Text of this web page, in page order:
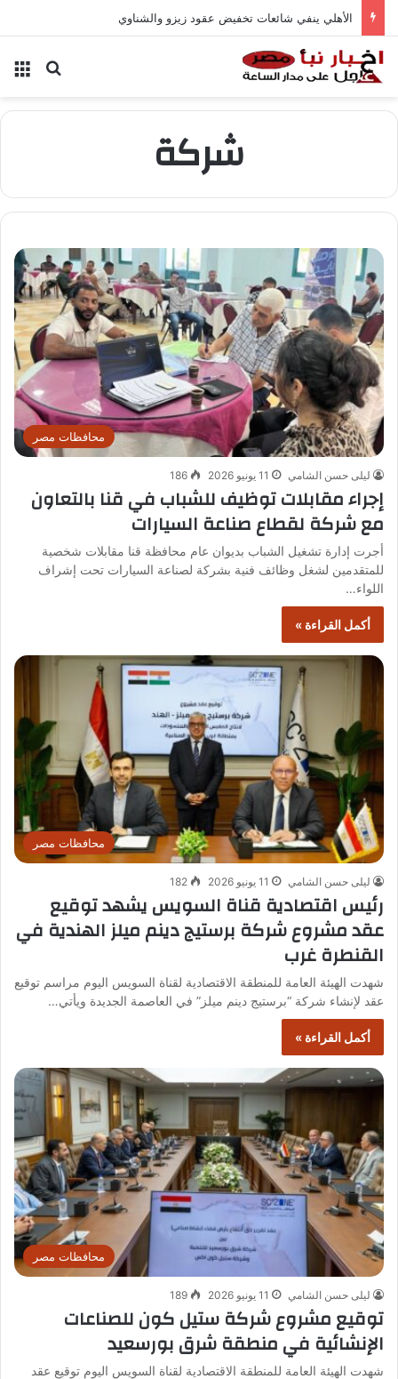
الأهلي ينفي شائعات تخفيض عقود زيزو والشناوي
بحث
شركة
محافظات مصر
ليلى حسن الشامي 11 يونيو 2026 186
إجراء مقابلات توظيف للشباب في قنا بالتعاون
مع شركة لقطاع صناعة السيارات
أجرت إدارة تشغيل الشباب بديوان عام محافظة قنا مقابلات شخصية
للمتقدمين لشغل وظائف فنية بشركة لصناعة السيارات تحت إشراف
اللواء…
أكمل القراءة »
محافظات مصر
ليلى حسن الشامي 11 يونيو 2026 182
رئيس اقتصادية قناة السويس يشهد توقيع
عقد مشروع شركة برستيج دينم ميلز الهندية في
القنطرة غرب
شهدت الهيئة العامة للمنطقة الاقتصادية لقناة السويس اليوم مراسم توقيع
عقد لإنشاء شركة “برستيج دينم ميلز” في العاصمة الجديدة ويأتي…
أكمل القراءة »
محافظات مصر
ليلى حسن الشامي 11 يونيو 2026 189
توقيع مشروع شركة ستيل كون للصناعات
الإنشائية في منطقة شرق بورسعيد
شهدت الهيئة العامة للمنطقة الاقتصادية لقناة السويس اليوم توقيع عقد